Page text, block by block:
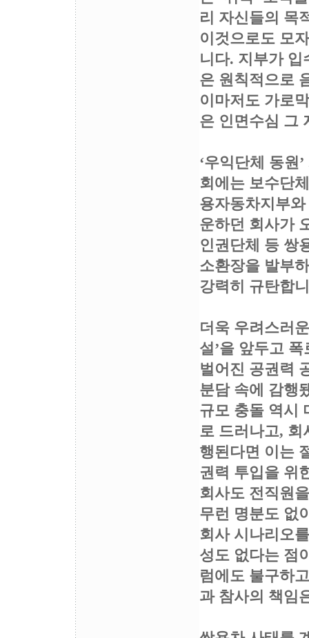
리 자신들의 목
이것으로도 모
니다. 지부가
은 원칙적으로
이마저도 가로
은 인면수심 그
‘우익단체 동원
회에는 보수단
용자동차지부
운하던 회사가
인권단체 등 쌍
소환장을 발부
강력히 규탄합
더욱 우려스러
설’을 앞두고
벌어진 공권력
분담 속에 감행
규모 충돌 역시
로 드러나고, 회
행된다면 이는
권력 투입을 위
회사도 전직원
무런 명분도 없
회사 시나리오
성도 없다는 점
럼에도 불구하
과 참사의 책임